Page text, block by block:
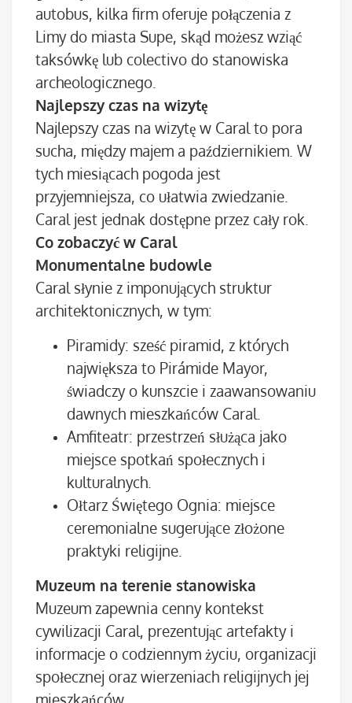
autobus, kilka firm oferuje połączenia z
Limy do miasta Supe, skąd możesz wziąć
taksówkę lub colectivo do stanowiska
archeologicznego.
Najlepszy czas na wizytę
Najlepszy czas na wizytę w Caral to pora
sucha, między majem a październikiem. W
tych miesiącach pogoda jest
przyjemniejsza, co ułatwia zwiedzanie.
Caral jest jednak dostępne przez cały rok.
Co zobaczyć w Caral
Monumentalne budowle
Caral słynie z imponujących struktur
architektonicznych, w tym:
Piramidy: sześć piramid, z których
największa to Pirámide Mayor,
świadczy o kunszcie i zaawansowaniu
dawnych mieszkańców Caral.
Amfiteatr: przestrzeń służąca jako
miejsce spotkań społecznych i
kulturalnych.
Ołtarz Świętego Ognia: miejsce
ceremonialne sugerujące złożone
praktyki religijne.
Muzeum na terenie stanowiska
Muzeum zapewnia cenny kontekst
cywilizacji Caral, prezentując artefakty i
informacje o codziennym życiu, organizacji
społecznej oraz wierzeniach religijnych jej
mieszkańców.